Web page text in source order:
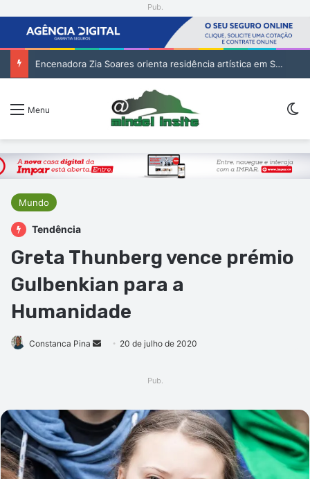
Pub.
Encenadora Zia Soares orienta residência artística em São Vicente
Menu
Mundo
Tendência
Greta Thunberg vence prémio
Gulbenkian para a
Humanidade
Constanca Pina
Mande20 de julho de 2020
Pub.